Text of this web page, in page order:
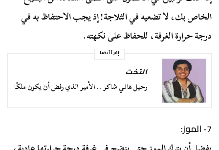
الخاص بك، لا تضعيه في الثلاجة! إذ يجب الاحتفاظ به في
درجة حرارة الغرفة، للحفاظ على نكهته.
إقرأ أيضا
التخت
رحيل هاني شاكر .. الأمير الذي رفض أن يكون ملكًا
7- الموز: